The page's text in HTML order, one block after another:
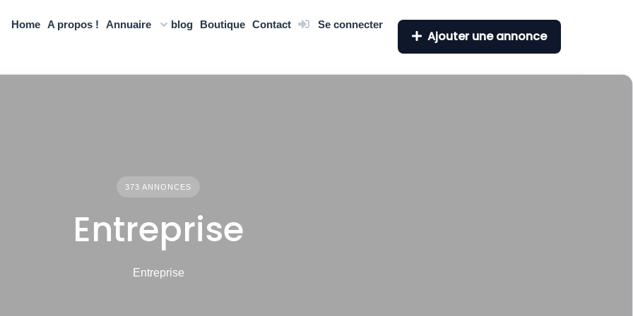
Home A propos ! Annuaire blog Boutique Contact Se connecter
Ajouter une annonce
373 ANNONCES
Entreprise
Entreprise